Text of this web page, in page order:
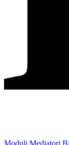
Moduli Mediatori